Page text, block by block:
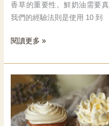
香草的重要性。鮮奶油需要
我們的經驗法則是使用 10 到
香
醬
甫
洛
娃
閱讀更多 »